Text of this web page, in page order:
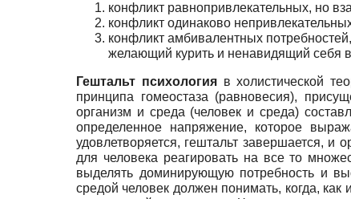
конфликт равнопривлекательных, но
конфликт одинаково
конфликт амбивалентных
желающий курить и ненавидящий себя
Гештальт психологияв холистической
принципа гомеостаза (равновесия),
организм и среда (человек и среда)
определенное напряжение, которое
удовлетворяется, гештальт завершается, и
для человека реагировать на все то
выделять доминирующую потребность и
средой человек должен понимать, когда, как